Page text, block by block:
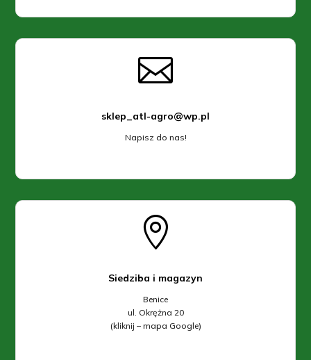

sklep_atl-agro@wp.pl
Napisz do nas!

Siedziba i magazyn
Benice
ul. Okrężna 20
(kliknij – mapa Google)